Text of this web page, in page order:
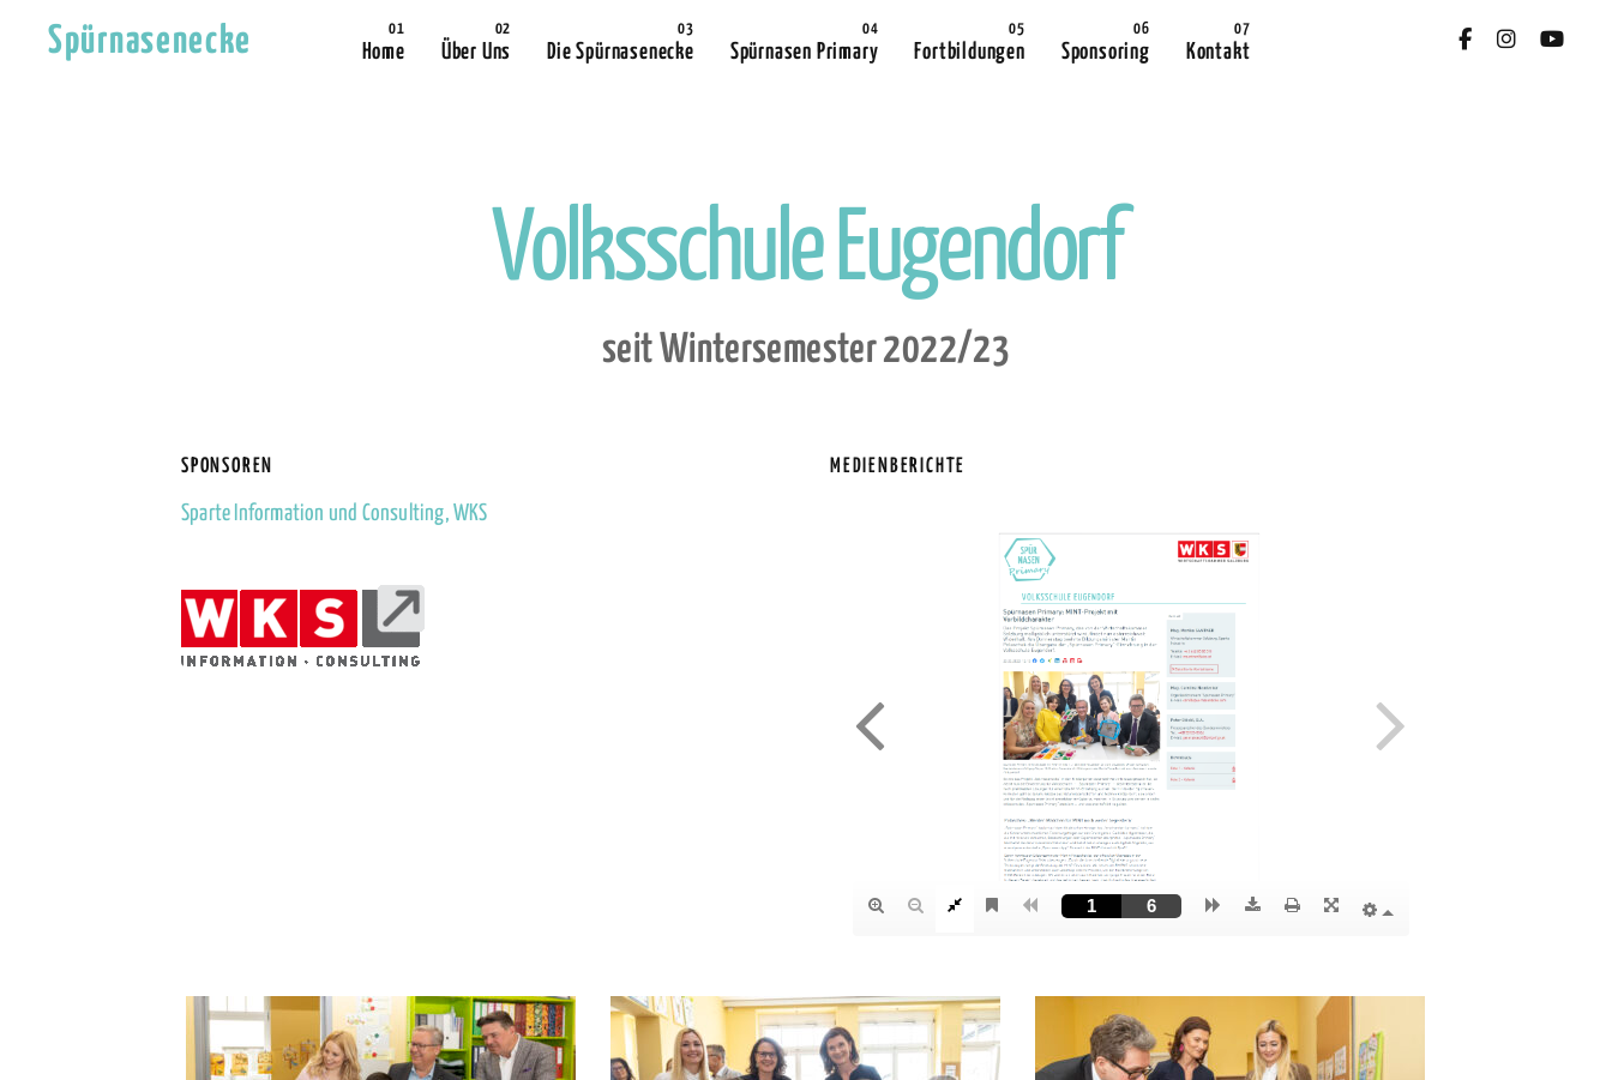
Spürnasenecke Home Über Uns Die Spürnasenecke Spürnasen Primary Fortbildungen Sponsoring Kontakt
VolksschuleEugendorf
seitWintersemester2022/23
SPONSOREN
Sparte Information und Consulting, WKS
MEDIENBERICHTE